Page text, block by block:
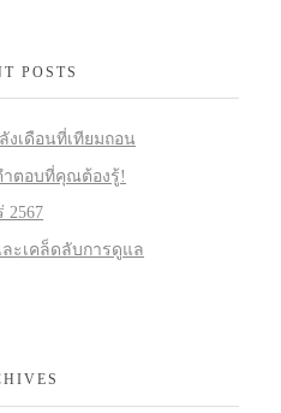
POSTS
เดือนที่เทียมถอน
ำตอบที่คุณต้องรู้!
2567
ะเคล็ดลับการดูแล